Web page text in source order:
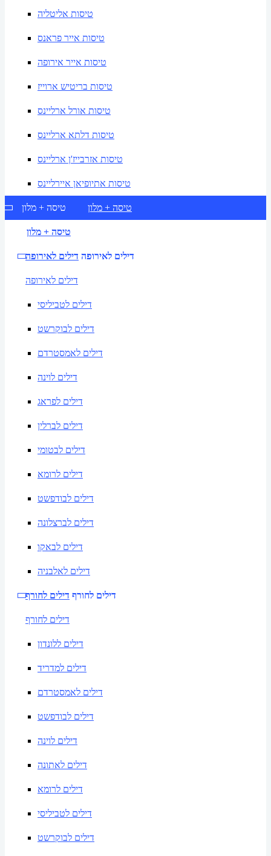
טיסות אליטליה
טיסות אייר פראנס
טיסות אייר אירופה
טיסות בריטיש ארוייז
טיסות אורל ארליינס
טיסות דלתא ארליינס
טיסות אזרבייז'ן ארליינס
טיסות אתיופיאן איירליינס
טיסה + מלון טיסה + מלון
טיסה + מלון
דילים לאירופה דילים לאירופה
דילים לאירופה
דילים לטביליסי
דילים לבוקרשט
דילים לאמסטרדם
דילים לוינה
דילים לפראג
דילים לברלין
דילים לבטומי
דילים לרומא
דילים לבודפשט
דילים לברצלונה
דילים לבאקו
דילים לאלבניה
דילים לחורף דילים לחורף
דילים לחורף
דילים ללונדון
דילים למדריד
דילים לאמסטרדם
דילים לבודפשט
דילים לוינה
דילים לאתונה
דילים לרומא
דילים לטביליסי
דילים לבוקרשט